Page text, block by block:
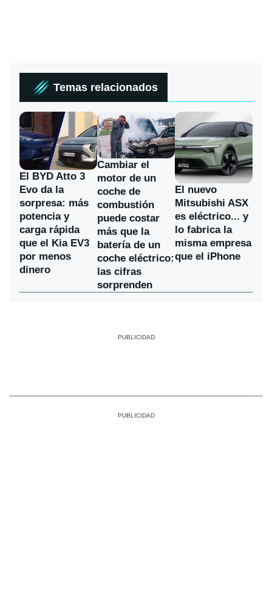
Temas relacionados
El BYD Atto 3
Evo da la
sorpresa: más
potencia y
carga rápida
que el Kia EV3
por menos
dinero
Cambiar el
motor de un
coche de
combustión
puede costar
más que la
batería de un
coche eléctrico:
las cifras
sorprenden
El nuevo
Mitsubishi ASX
es eléctrico... y
lo fabrica la
misma empresa
que el iPhone